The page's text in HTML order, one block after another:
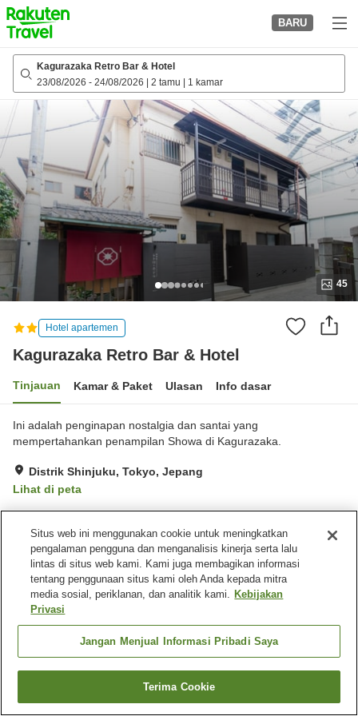
to
top
page
BARU
Kagurazaka Retro Bar & Hotel
23/08/2026 - 24/08/2026 2 tamu 1 kamar
45
Hotel apartemen
Kagurazaka Retro Bar & Hotel
Tinjauan Kamar & Paket Ulasan Info dasar
Ini adalah penginapan nostalgia dan santai yang
mempertahankan penampilan Showa di Kagurazaka.
Distrik Shinjuku, Tokyo, Jepang
Lihat di peta
Beranda Jepang Tokyo
Distrik Shinjuku
Kagurazaka Retro Bar & Hotel
Cari kamar
Situs web ini menggunakan cookie untuk meningkatkan
pengalaman pengguna dan menganalisis kinerja serta lalu
lintas di situs web kami. Kami juga membagikan informasi
tentang penggunaan situs kami oleh Anda kepada mitra
media sosial, periklanan, dan analitik kami. Kebijakan
Privasi
Jangan Menjual Informasi Pribadi Saya
Terima Cookie